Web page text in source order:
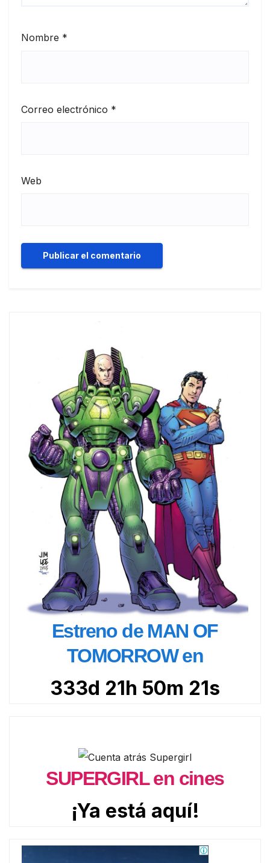
Nombre *
Correo electrónico *
Web
Estreno de MAN OF
TOMORROW en
333d 21h 50m 20s
SUPERGIRL en cines
¡Ya está aquí!